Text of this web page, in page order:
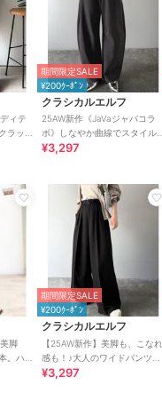
ィテ
ラッ
ツ
期間限定SALE
¥200ｸｰﾎﾟﾝ
クラシカルエルフ
25AW新作《JaVaジャバコラ
ボ》しなやか曲線でスタイル
盛れ。美脚見せカーブパンツ
¥3,297
脚
。ハ
ニム
期間限定SALE
¥200ｸｰﾎﾟﾝ
クラシカルエルフ
【25AW新作】美脚も、こなれ
感も！♪大人のワイドパンツ。
ベルテッドワイドイージース
¥3,297